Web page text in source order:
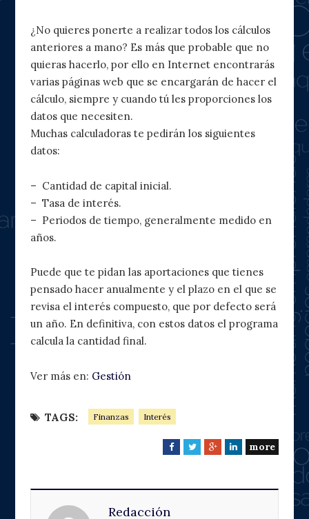
¿No quieres ponerte a realizar todos los cálculos
anteriores a mano? Es más que probable que no
quieras hacerlo, por ello en Internet encontrarás
varias páginas web que se encargarán de hacer el
cálculo, siempre y cuando tú les proporciones los
datos que necesiten.
Muchas calculadoras te pedirán los siguientes
datos:
– Cantidad de capital inicial.
– Tasa de interés.
– Periodos de tiempo, generalmente medido en
años.
Puede que te pidan las aportaciones que tienes
pensado hacer anualmente y el plazo en el que se
revisa el interés compuesto, que por defecto será
un año. En definitiva, con estos datos el programa
calcula la cantidad final.
Ver más en: Gestión
TAGS: Finanzas Interés
F
T
G
L
more
Redacción